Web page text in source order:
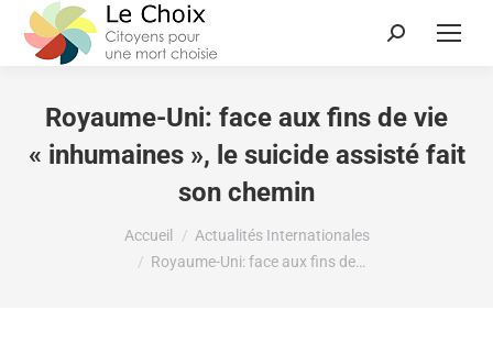
Royaume-Uni: face aux fins de vie
« inhumaines », le suicide assisté fait
son chemin
Vous êtes ici :Accueil
Actualités Internationales
Royaume-Uni: face aux fins de…